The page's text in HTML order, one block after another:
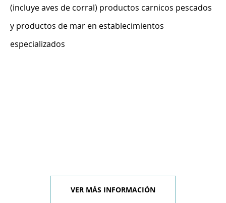
(incluye aves de corral) productos carnicos pescados
y productos de mar en establecimientos
especializados
VER MÁS INFORMACIÓN